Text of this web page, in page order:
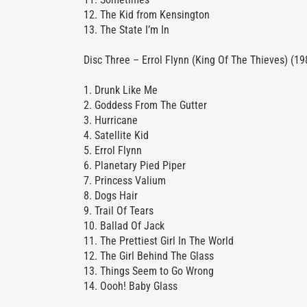
12. The Kid from Kensington
13. The State I’m In
Disc Three – Errol Flynn (King Of The Thieves)
1. Drunk Like Me
2. Goddess From The Gutter
3. Hurricane
4. Satellite Kid
5. Errol Flynn
6. Planetary Pied Piper
7. Princess Valium
8. Dogs Hair
9. Trail Of Tears
10. Ballad Of Jack
11. The Prettiest Girl In The World
12. The Girl Behind The Glass
13. Things Seem to Go Wrong
14. Oooh! Baby Glass